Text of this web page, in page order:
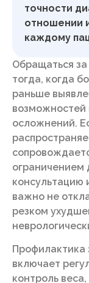
точности
отношении
каждому
Обращаться
тогда, когда
раньше
возможностей
осложнений.
ограничением
консультацию
важно не
резком
Профилактика
включает
контроль